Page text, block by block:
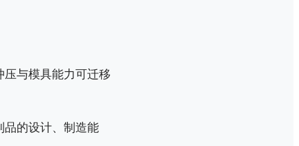
压与模具能力可迁移
品的设计、制造能